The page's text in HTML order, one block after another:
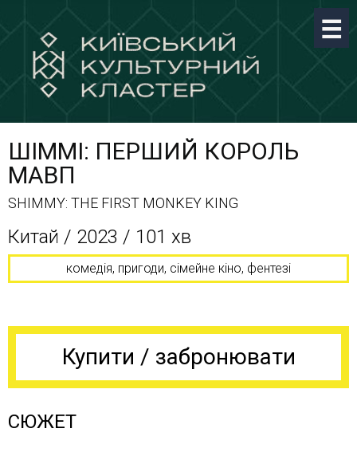
ШІММІ: ПЕРШИЙ КОРОЛЬ
МАВП
SHIMMY: THE FIRST MONKEY KING
Китай / 2023 / 101 хв
комедія, пригоди, сімейне кіно, фентезі
Купити / забронювати
СЮЖЕТ